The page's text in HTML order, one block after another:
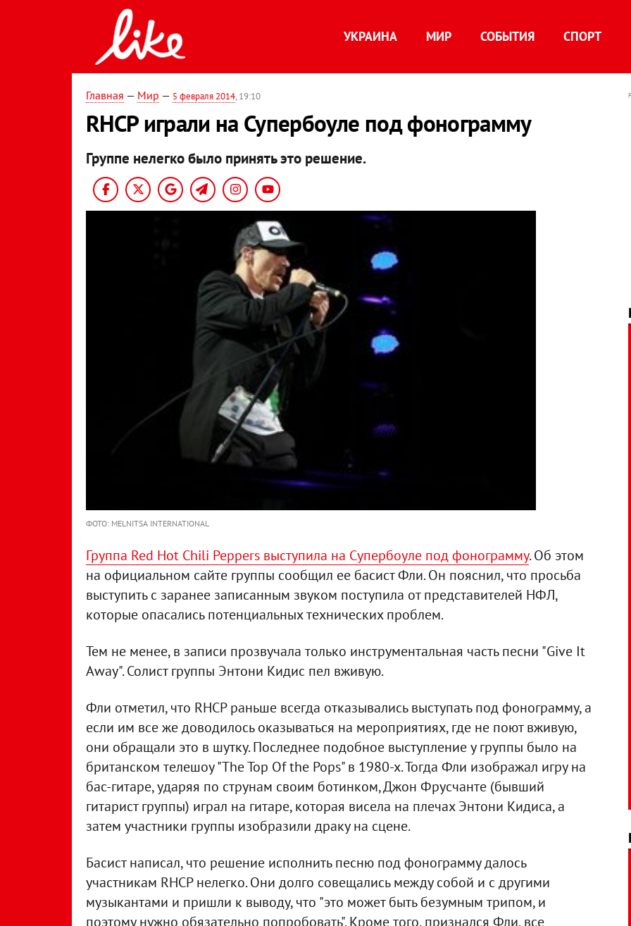
УКРАИНА МИР СОБЫТИЯ СПОРТ
Главная — Мир — 5 февраля 2014, 19:10
RHCP играли на Супербоуле под фонограмму
Группе нелегко было принять это решение.
ФОТО: MELNITSA INTERNATIONAL
Группа Red Hot Chili Peppers выступила на Супербоуле под фонограмму. Об этом
на официальном сайте группы сообщил ее басист Фли. Он пояснил, что просьба
выступить с заранее записанным звуком поступила от представителей НФЛ,
которые опасались потенциальных технических проблем.
Тем не менее, в записи прозвучала только инструментальная часть песни "Give It
Away". Солист группы Энтони Кидис пел вживую.
Фли отметил, что RHCP раньше всегда отказывались выступать под фонограмму, а
если им все же доводилось оказываться на мероприятиях, где не поют вживую,
они обращали это в шутку. Последнее подобное выступление у группы было на
британском телешоу "The Top Of the Pops" в 1980-х. Тогда Фли изображал игру на
бас-гитаре, ударяя по струнам своим ботинком, Джон Фрусчанте (бывший
гитарист группы) играл на гитаре, которая висела на плечах Энтони Кидиса, а
затем участники группы изобразили драку на сцене.
Басист написал, что решение исполнить песню под фонограмму далось
участникам RHCP нелегко. Они долго совещались между собой и с другими
музыкантами и пришли к выводу, что "это может быть безумным трипом, и
поэтому нужно обязательно попробовать". Кроме того, признался Фли, все